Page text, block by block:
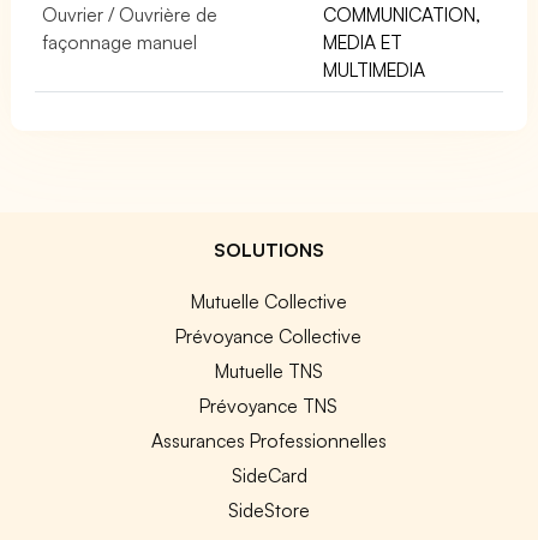
Ouvrier / Ouvrière de
façonnage manuel
COMMUNICATION,
MEDIA ET
MULTIMEDIA
SOLUTIONS
Mutuelle Collective
Prévoyance Collective
Mutuelle TNS
Prévoyance TNS
Assurances Professionnelles
SideCard
SideStore